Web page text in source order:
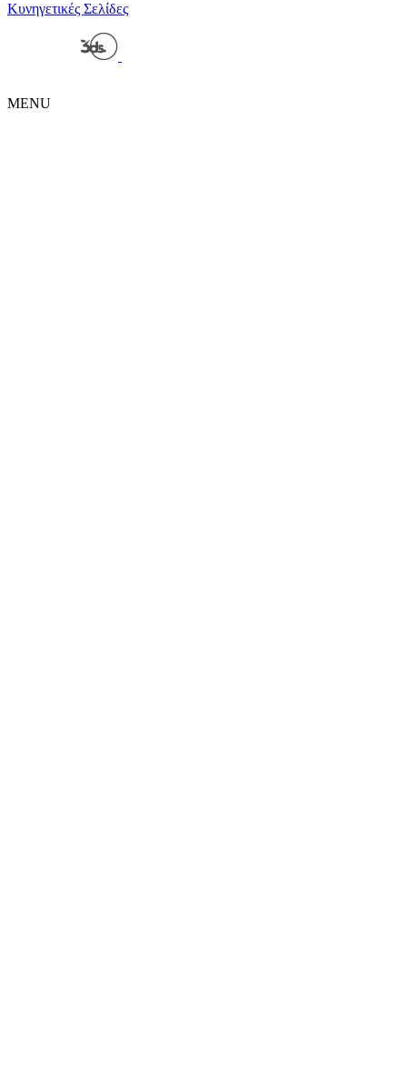
Κυνηγετικές Σελίδες
MENU